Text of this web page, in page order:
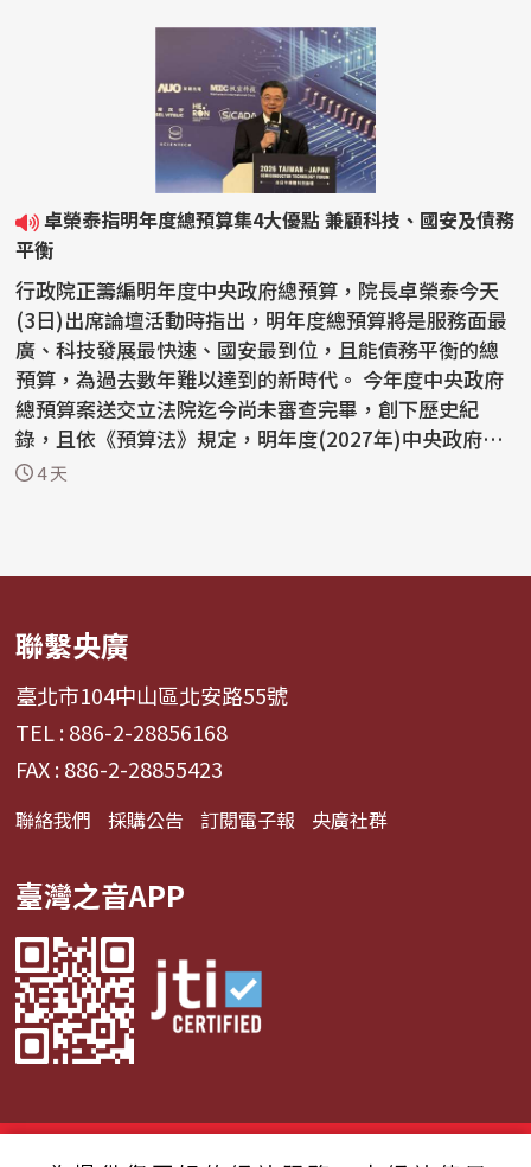
卓榮泰指明年度總預算集4大優點 兼顧科技、國安及債務
平衡
行政院正籌編明年度中央政府總預算，院長卓榮泰今天
(3日)出席論壇活動時指出，明年度總預算將是服務面最
廣、科技發展最快速、國安最到位，且能債務平衡的總
預算，為過去數年難以達到的新時代。 今年度中央政府
總預算案送交立法院迄今尚未審查完畢，創下歷史紀
錄，且依《預算法》規定，明年度(2027年)中央政府總
預算案...
4 天
聯繫央廣
臺北市104中山區北安路55號
TEL : 886-2-28856168
FAX : 886-2-28855423
聯絡我們 採購公告 訂閱電子報 央廣社群
臺灣之音APP